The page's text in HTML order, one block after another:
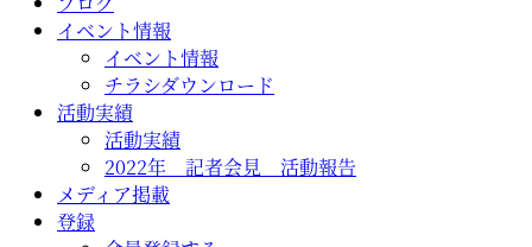
イベント情報
イベント情報
チラシダウンロード
活動実績
活動実績
2022年 記者会見 活動報告
メディア掲載
登録